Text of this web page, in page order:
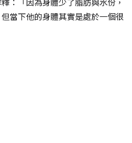
當下他的身體其實是處於一個很